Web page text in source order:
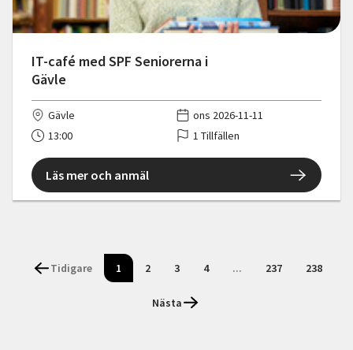
IT-café med SPF Seniorerna i
Gävle
Gävle
ons 2026-11-11
13:00
1 Tillfällen
Läs mer och anmäl
Tidigare 1 2 3 4 ... 237 238
Nästa